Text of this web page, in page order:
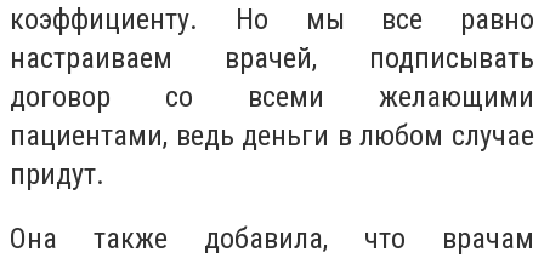
коэффициенту. Но мы все равно
настраиваем врачей, подписывать
договор со всеми желающими
пациентами, ведь деньги в любом случае
придут.
Она также добавила, что врачам